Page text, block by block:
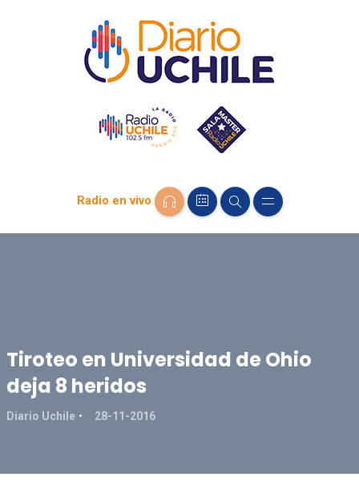
Radio en vivo
Tiroteo en Universidad de Ohio
deja 8 heridos
Diario Uchile 28-11-2016